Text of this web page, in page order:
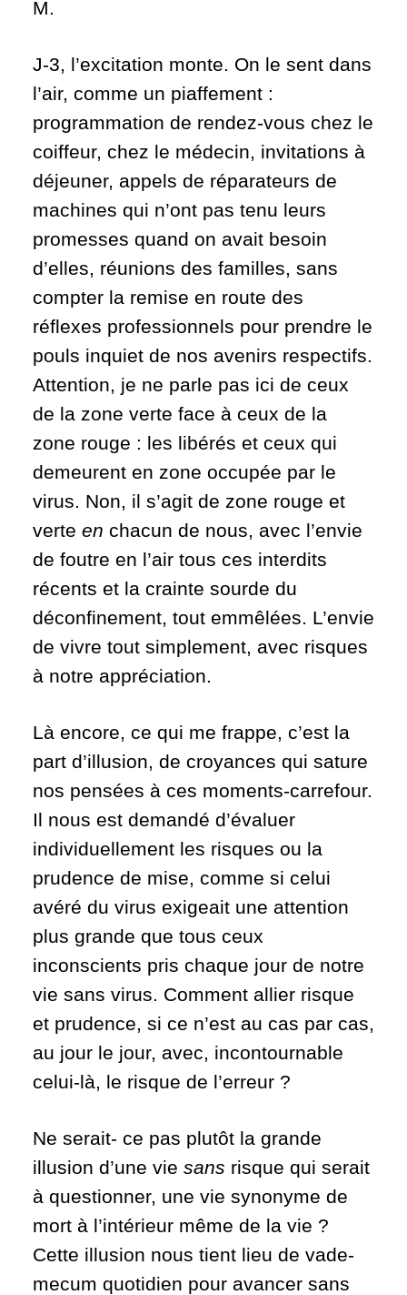
M.
J-3, l’excitation monte. On le sent dans
l’air, comme un piaffement :
programmation de rendez-vous chez le
coiffeur, chez le médecin, invitations à
déjeuner, appels de réparateurs de
machines qui n’ont pas tenu leurs
promesses quand on avait besoin
d’elles, réunions des familles, sans
compter la remise en route des
réflexes professionnels pour prendre le
pouls inquiet de nos avenirs respectifs.
Attention, je ne parle pas ici de ceux
de la zone verte face à ceux de la
zone rouge : les libérés et ceux qui
demeurent en zone occupée par le
virus. Non, il s’agit de zone rouge et
verte en chacun de nous, avec l’envie
de foutre en l’air tous ces interdits
récents et la crainte sourde du
déconfinement, tout emmêlées. L’envie
de vivre tout simplement, avec risques
à notre appréciation.
Là encore, ce qui me frappe, c’est la
part d’illusion, de croyances qui sature
nos pensées à ces moments-carrefour.
Il nous est demandé d’évaluer
individuellement les risques ou la
prudence de mise, comme si celui
avéré du virus exigeait une attention
plus grande que tous ceux
inconscients pris chaque jour de notre
vie sans virus. Comment allier risque
et prudence, si ce n’est au cas par cas,
au jour le jour, avec, incontournable
celui-là, le risque de l’erreur ?
Ne serait- ce pas plutôt la grande
illusion d’une vie sans risque qui serait
à questionner, une vie synonyme de
mort à l’intérieur même de la vie ?
Cette illusion nous tient lieu de vade-
mecum quotidien pour avancer sans